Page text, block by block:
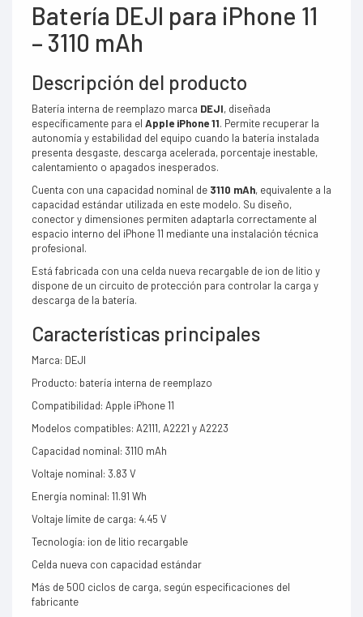
Batería DEJI para iPhone 11
– 3110 mAh
Descripción del producto
Batería interna de reemplazo marca DEJI, diseñada
específicamente para el Apple iPhone 11. Permite recuperar la
autonomía y estabilidad del equipo cuando la batería instalada
presenta desgaste, descarga acelerada, porcentaje inestable,
calentamiento o apagados inesperados.
Cuenta con una capacidad nominal de 3110 mAh, equivalente a la
capacidad estándar utilizada en este modelo. Su diseño,
conector y dimensiones permiten adaptarla correctamente al
espacio interno del iPhone 11 mediante una instalación técnica
profesional.
Está fabricada con una celda nueva recargable de ion de litio y
dispone de un circuito de protección para controlar la carga y
descarga de la batería.
Características principales
Marca: DEJI
Producto: batería interna de reemplazo
Compatibilidad: Apple iPhone 11
Modelos compatibles: A2111, A2221 y A2223
Capacidad nominal: 3110 mAh
Voltaje nominal: 3.83 V
Energía nominal: 11.91 Wh
Voltaje límite de carga: 4.45 V
Tecnología: ion de litio recargable
Celda nueva con capacidad estándar
Más de 500 ciclos de carga, según especificaciones del
fabricante